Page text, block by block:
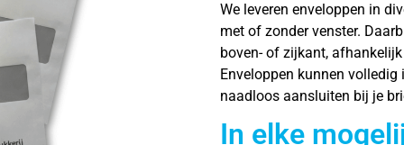
We leveren enveloppen in
met of zonder venster.
boven- of zijkant,
Enveloppen kunnen
naadloos aansluiten bij je
In elke